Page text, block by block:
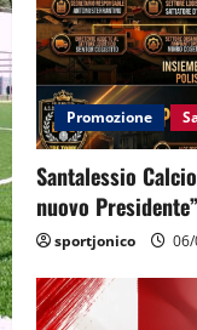
Promozione
Santalessio
nuovo Presidente”
sportjonico